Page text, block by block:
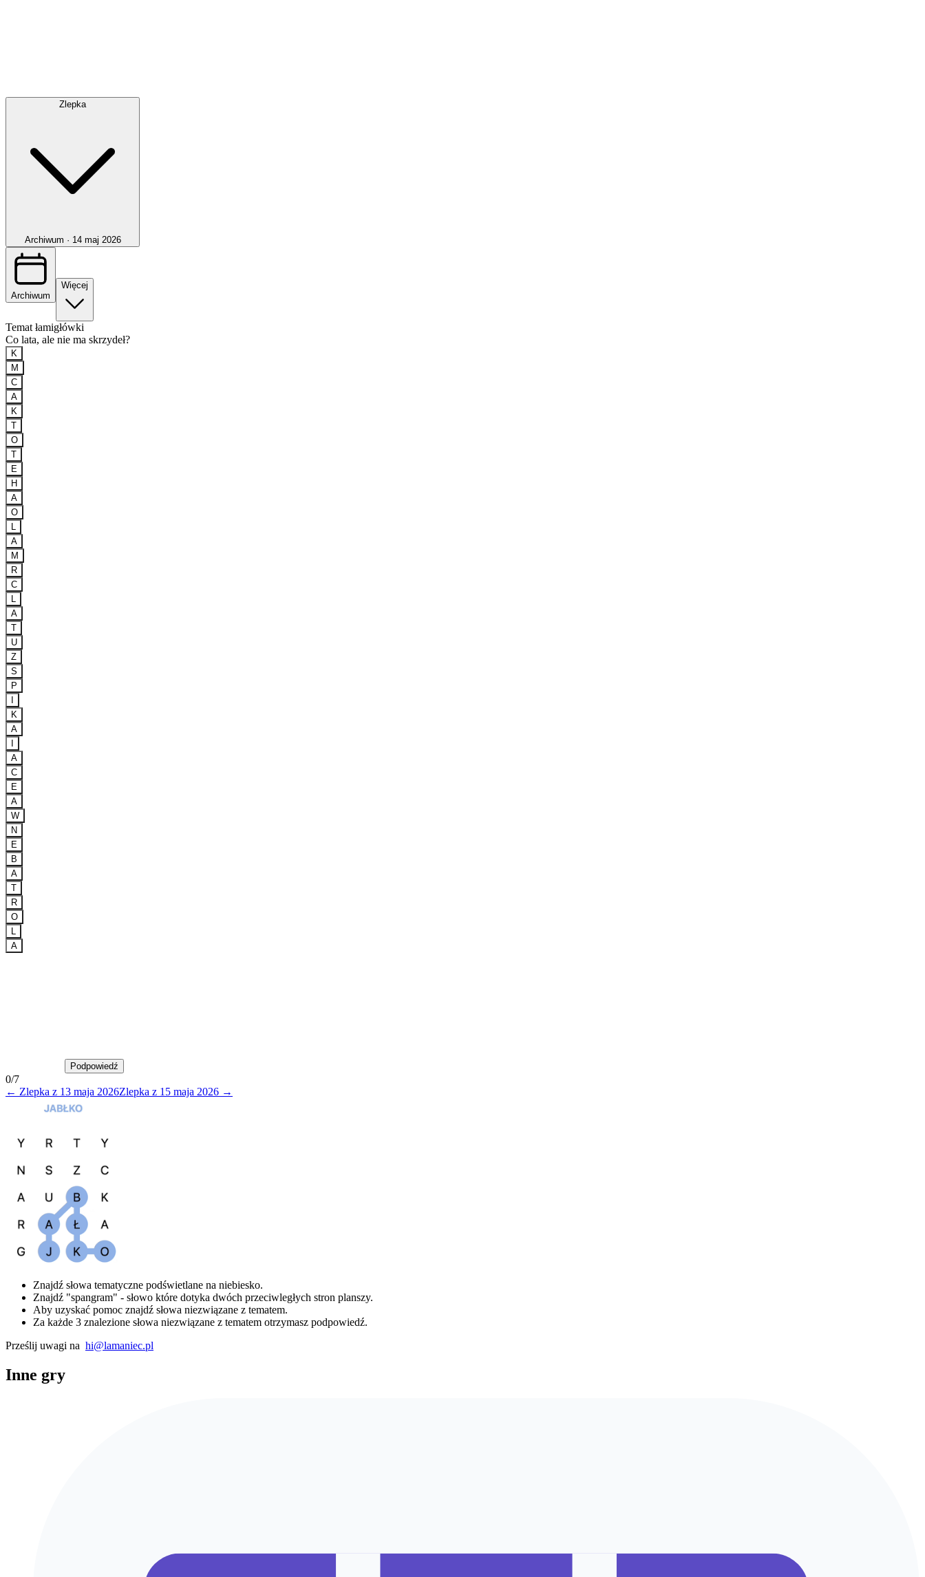
Zlepka
Archiwum · 14 maj 2026
Archiwum
Więcej
Temat łamigłówki
Co lata, ale nie ma skrzydeł?
K
M
C
A
K
T
O
T
E
H
A
O
A
M
R
C
A
T
U
Z
S
P
K
A
A
C
E
A
W
N
E
B
A
T
R
O
A
Podpowiedź
0/7
← Zlepka z 13 maja 2026Zlepka z 15 maja 2026 →
Znajdź słowa tematyczne podświetlane na niebiesko.
Znajdź "spangram" - słowo które dotyka dwóch przeciwległych stron planszy.
Aby uzyskać pomoc znajdź słowa niezwiązane z tematem.
Za każde 3 znalezione słowa niezwiązane z tematem otrzymasz podpowiedź.
Prześlij uwagi na hi@lamaniec.pl
Inne gry